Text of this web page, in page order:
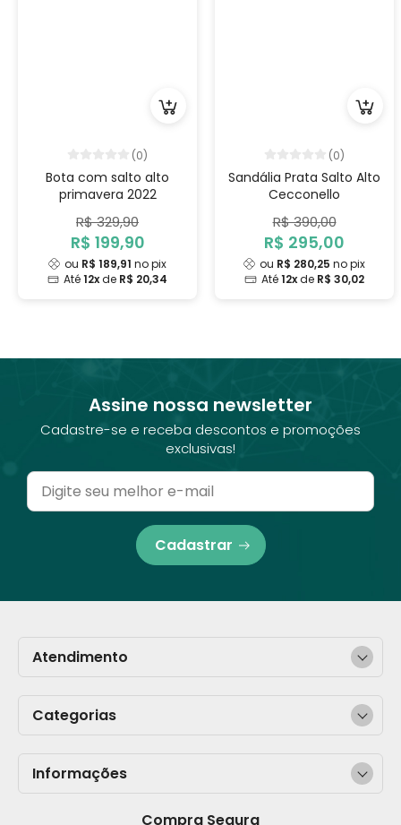
(0)
Bota com salto alto
primavera 2022
R$ 329,90
R$ 199,90
ou R$ 189,91 no pix
Até12xde R$ 20,34
(0)
Sandália Prata Salto Alto
Cecconello
R$ 390,00
R$ 295,00
ou R$ 280,25 no pix
Até12xde R$ 30,02
Assine nossa newsletter
Cadastre-se e receba descontos e promoções
exclusivas!
Cadastrar
Categorias
Informações
Compra Segura
Atendimento